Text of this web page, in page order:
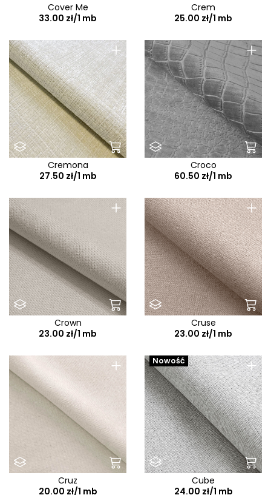
Cover Me
33.00 zł/1 mb
Crem
25.00 zł/1 mb
+
Cremona
27.50 zł/1 mb
+
Croco
60.50 zł/1 mb
+
Crown
23.00 zł/1 mb
+
Cruse
23.00 zł/1 mb
+
Cruz
20.00 zł/1 mb
+
Nowość
Cube
24.00 zł/1 mb